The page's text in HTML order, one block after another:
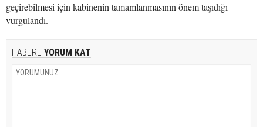
geçirebilmesi için kabinenin tamamlanmasının önem taşıdığı
vurgulandı.
HABERE YORUM KAT